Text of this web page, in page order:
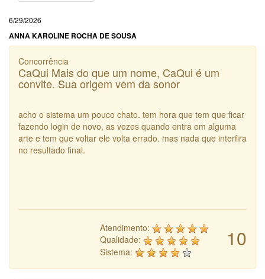
6/29/2026
ANNA KAROLINE ROCHA DE SOUSA
Concorrência
CaQui Mais do que um nome, CaQui é um
convite. Sua origem vem da sonor
acho o sistema um pouco chato. tem hora que tem que ficar
fazendo login de novo, as vezes quando entra em alguma
arte e tem que voltar ele volta errado. mas nada que interfira
no resultado final.
10
Atendimento:
Qualidade:
Sistema: